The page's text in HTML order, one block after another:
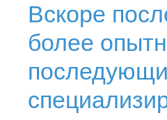
Вскоре
более